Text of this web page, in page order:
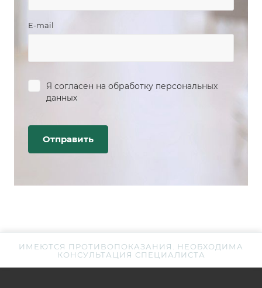
E-mail
Я согласен на обработку персональных
данных
ИМЕЮТСЯ ПРОТИВОПОКАЗАНИЯ. НЕОБХОДИМА
КОНСУЛЬТАЦИЯ СПЕЦИАЛИСТА